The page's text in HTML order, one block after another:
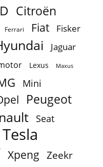
Citroën
Ferrari Fiat Fisker
Jaguar
Lexus Maxus
Mini
Peugeot
Seat
Tesla
Xpeng Zeekr